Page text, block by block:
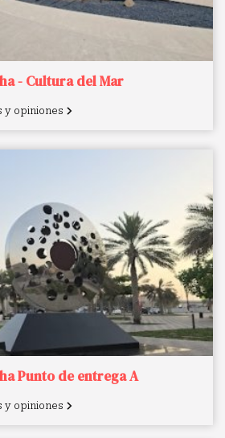
- Cultura del Mar
y opiniones
Punto de entrega A
y opiniones